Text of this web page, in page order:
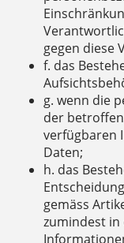
gegen diese
f. das
g. wenn die
der
verfügbaren
Daten;
h. das
gemäss
zumindest in